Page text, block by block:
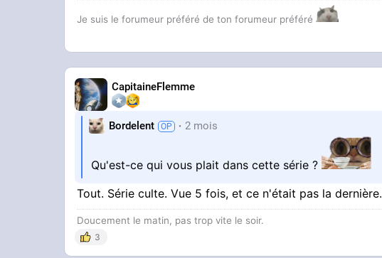
Je suis le forumeur préféré de ton forumeur préféré
CapitaineFlemme
Bordelent 2 mois
Qu'est-ce qui vous plait dans cette série ?
Tout. Série culte. Vue 5 fois, et ce n'était pas la dernière.
Doucement le matin, pas trop vite le soir.
3